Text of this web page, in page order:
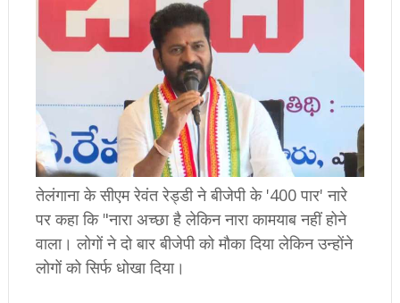
तेलंगाना के सीएम रेवंत रेड्डी ने बीजेपी के '400 पार' नारे
पर कहा कि "नारा अच्छा है लेकिन नारा कामयाब नहीं होने
वाला। लोगों ने दो बार बीजेपी को मौका दिया लेकिन उन्होंने
लोगों को सिर्फ धोखा दिया।